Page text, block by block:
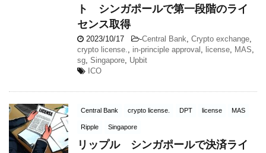
ト シンガポールで第一段階のライ
センス取得
2023/10/17 -Central Bank Crypto exchange
crypto license.
in-principle approval license MAS
sg Singapore Upbit
ICO
Central Bank crypto license. DPT license MAS
Ripple Singapore
リップル シンガポールで決済ライ